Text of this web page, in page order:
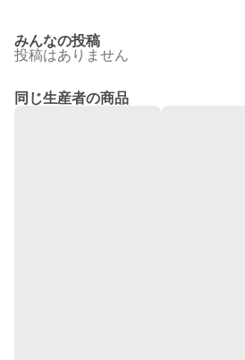
みんなの投稿
投稿はありません
同じ生産者の商品